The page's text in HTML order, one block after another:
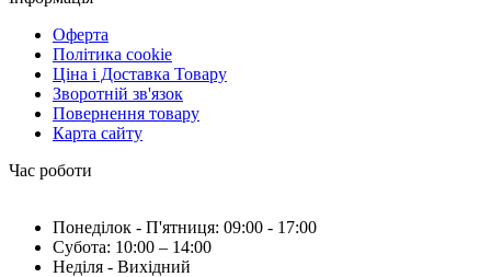
Оферта
Політика cookie
Ціна і Доставка Товару
Зворотній зв'язок
Повернення товару
Карта сайту
Час роботи
Понеділок - П'ятниця: 09:00 - 17:00
Субота: 10:00 – 14:00
Неділя - Вихідний